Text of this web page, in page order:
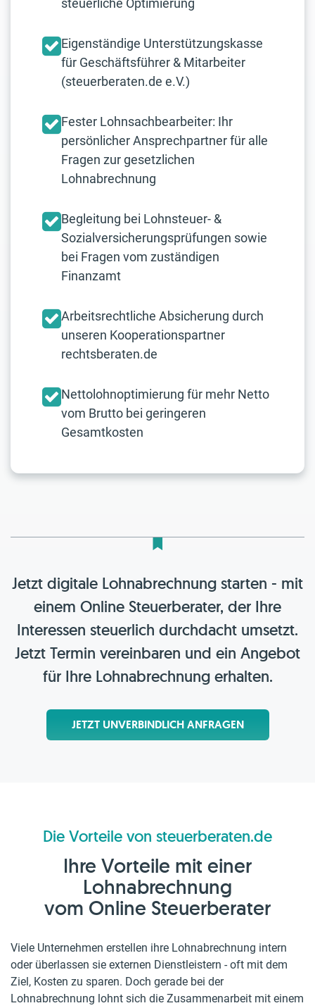
steuerliche Optimierung
Eigenständige Unterstützungskasse
für Geschäftsführer & Mitarbeiter
(steuerberaten.de e.V.)
Fester Lohnsachbearbeiter: Ihr
persönlicher Ansprechpartner für alle
Fragen zur gesetzlichen
Lohnabrechnung
Begleitung bei Lohnsteuer- &
Sozialversicherungsprüfungen sowie
bei Fragen vom zuständigen
Finanzamt
Arbeitsrechtliche Absicherung durch
unseren Kooperationspartner
rechtsberaten.de
Nettolohnoptimierung für mehr Netto
vom Brutto bei geringeren
Gesamtkosten
Jetzt digitale Lohnabrechnung starten - mit
einem Online Steuerberater, der Ihre
Interessen steuerlich durchdacht umsetzt.
Jetzt Termin vereinbaren und ein Angebot
für Ihre Lohnabrechnung erhalten.
JETZT UNVERBINDLICH ANFRAGEN
Die Vorteile von steuerberaten.de
Ihre Vorteile mit einer
Lohnabrechnung
vom Online Steuerberater
Viele Unternehmen erstellen ihre Lohnabrechnung intern
oder überlassen sie externen Dienstleistern - oft mit dem
Ziel, Kosten zu sparen. Doch gerade bei der
Lohnabrechnung lohnt sich die Zusammenarbeit mit einem